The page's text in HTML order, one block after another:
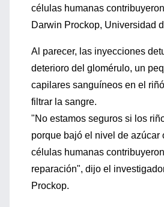
células humanas
Darwin Prockop, Universidad
Al parecer, las inyecciones
deterioro del glomérulo, un
capilares sanguíneos en el
filtrar la sangre.
"No estamos seguros si los
porque bajó el nivel de azúcar
células humanas
reparación", dijo el
Prockop.